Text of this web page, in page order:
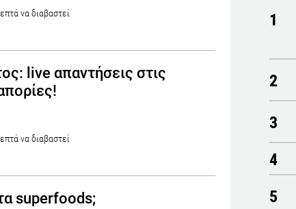
να διαβαστεί
live απαντήσεις στις
να διαβαστεί
superfoods;
1
2
3
4
5